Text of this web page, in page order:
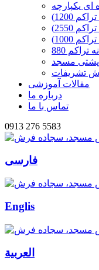
یکپارچه
پشتی مسجد
تشریفات
مقالات آموزشی
درباره ما
تماس با ما
0913 276 5583
فارسی
Englis
العربیة